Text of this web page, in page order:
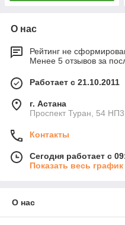
О нас
Рейтинг не
Менее 5 отзывов за
Работает с 21.10.2011
г. Астана
Проспект Туран, 54
Контакты
Сегодня работает с
Показать весь
О нас